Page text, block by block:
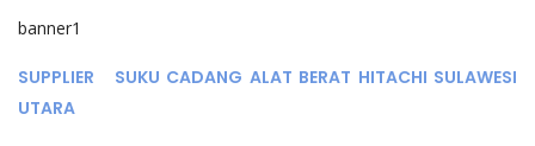
banner1
SUPPLIER SUKU CADANG ALAT BERAT HITACHI SULAWESI
UTARA